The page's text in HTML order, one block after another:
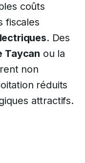
coûts
fiscales
. Des
Taycan ou la
non
réduits
attractifs.